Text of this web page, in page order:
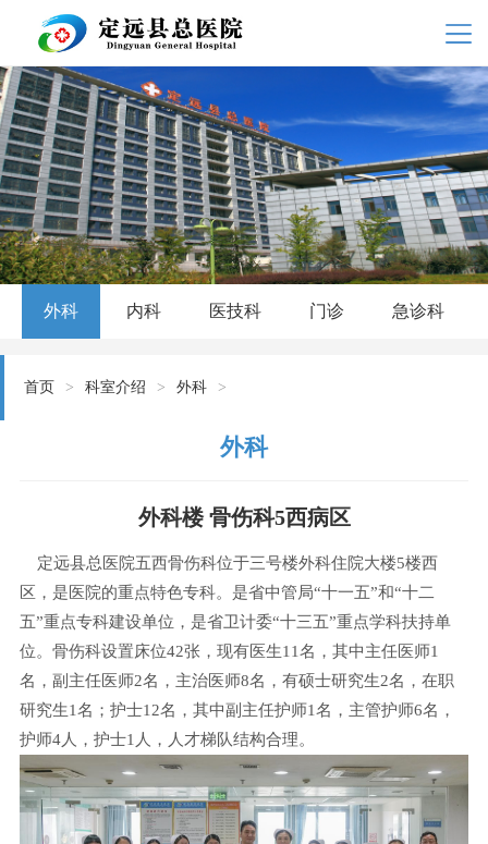
外科 内科 医技科 门诊 急诊科
首页 > 科室介绍 > 外科 >
外科
外科楼 骨伤科5西病区
定远县总医院五西骨伤科位于三号楼外科住院大楼5楼西
区，是医院的重点特色专科。是省中管局“十一五”和“十二
五”重点专科建设单位，是省卫计委“十三五”重点学科扶持单
位。骨伤科设置床位42张，现有医生11名，其中主任医师1
名，副主任医师2名，主治医师8名，有硕士研究生2名，在职
研究生1名；护士12名，其中副主任护师1名，主管护师6名，
护师4人，护士1人，人才梯队结构合理。